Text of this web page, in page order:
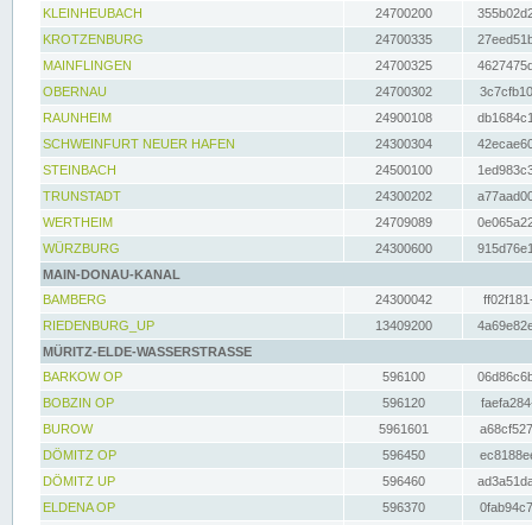
KLEINHEUBACH 24700200
KROTZENBURG
24700335
MAINFLINGEN
24700325
OBERNAU
24700302
RAUNHEIM
24900108
SCHWEINFURT NEUER HAFEN
24300304
STEINBACH
24500100
TRUNSTADT
24300202
WERTHEIM
24709089
WÜRZBURG
24300600
MAIN-DONAU-KANAL
BAMBERG
24300042
RIEDENBURG_UP
13409200
MÜRITZ-ELDE-WASSERSTRASSE
BARKOW OP
596100
BOBZIN OP
596120
BUROW
5961601
DÖMITZ OP
596450
DÖMITZ UP
596460
ELDENA OP
596370